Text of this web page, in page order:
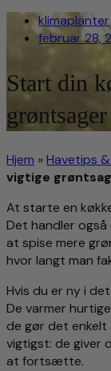
klimaplanter
februar 28,
Start din
grøntsager
Hjem »Havetips
vigtige
At starte en
Det handler
at spise mere
hvor langt man
Hvis du er ny i
De varmer
de gør det
vigtigst: de giver
at fortsætte.